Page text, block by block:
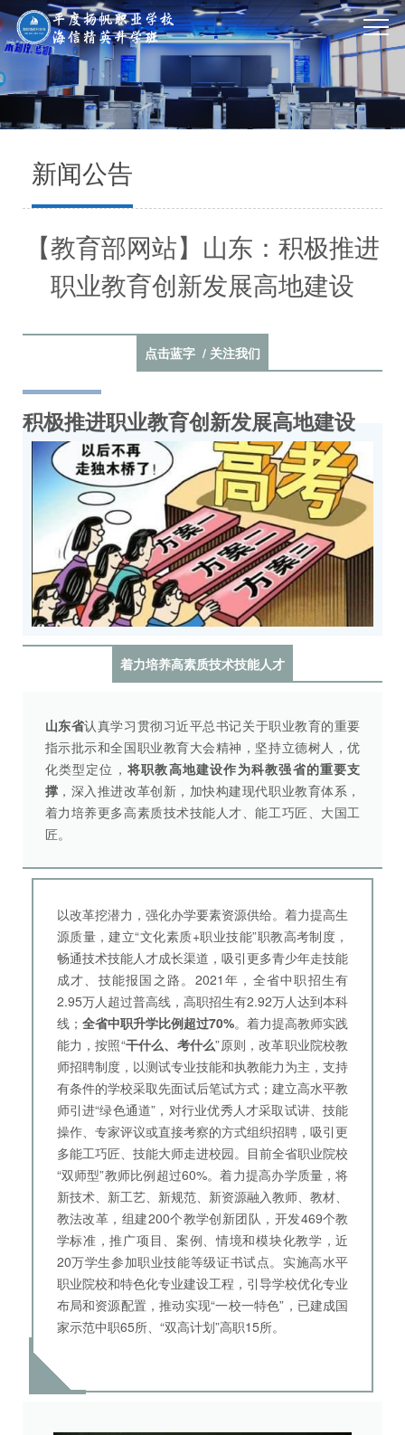
新闻公告
【教育部网站】山东：积极推进
职业教育创新发展高地建设
点击蓝字 / 关注我们
积极推进职业教育创新发展高地建设
着力培养高素质技术技能人才
山东省认真学习贯彻习近平总书记关于职业教育的重要
指示批示和全国职业教育大会精神，坚持立德树人，优
化类型定位， 将职教高地建设作为科教强省的重要支
撑 ，深入推进改革创新，加快构建现代职业教育体系，
着力培养更多高素质技术技能人才、能工巧匠、大国工
匠。
以改革挖潜力，强化办学要素资源供给。着力提高生
源质量，建立“文化素质+职业技能”职教高考制度，
畅通技术技能人才成长渠道，吸引更多青少年走技能
成才、技能报国之路。2021年，全省中职招生有
2.95万人超过普高线，高职招生有2.92万人达到本科
线； 全省中职升学比例超过70%。着力提高教师实践
能力，按照“干什么、考什么”原则，改革职业院校教
师招聘制度，以测试专业技能和执教能力为主，支持
有条件的学校采取先面试后笔试方式；建立高水平教
师引进“绿色通道”，对行业优秀人才采取试讲、技能
操作、专家评议或直接考察的方式组织招聘，吸引更
多能工巧匠、技能大师走进校园。目前全省职业院校
“双师型”教师比例超过60%。着力提高办学质量，将
新技术、新工艺、新规范、新资源融入教师、教材、
教法改革，组建200个教学创新团队，开发469个教
学标准，推广项目、案例、情境和模块化教学，近
20万学生参加职业技能等级证书试点。实施高水平
职业院校和特色化专业建设工程，引导学校优化专业
布局和资源配置，推动实现“一校一特色”，已建成国
家示范中职65所、“双高计划”高职15所。